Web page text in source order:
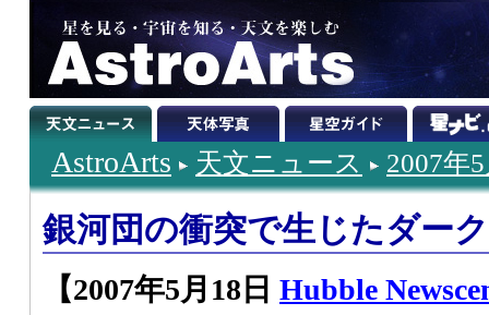
AstroArts 天文ニュース 2007年
銀河団の衝突で生じたダー
【2007年5月18日 Hubble